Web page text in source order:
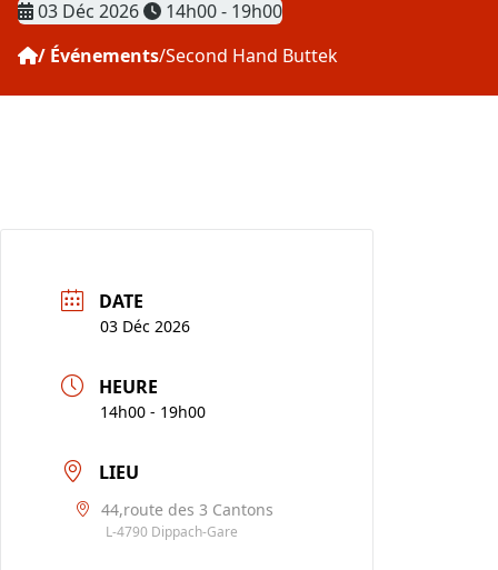
Date
03 Déc 2026 Heure
14h00 - 19h00
Événements Second Hand Buttek
DATE
03 Déc 2026
HEURE
14h00 - 19h00
LIEU
44,route des 3 Cantons
L-4790 Dippach-Gare